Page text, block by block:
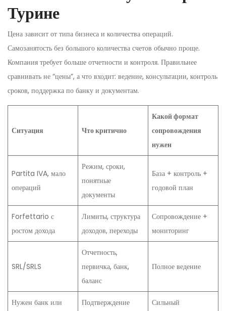
Турине
Цена зависит от типа бизнеса и количества операций.
Самозанятость без большого количества счетов обычно проще.
Компания требует больше отчетности и контроля. Правильнее
сравнивать не “цены”, а что входит: ведение, консультации, контроль
сроков, поддержка по банку и документам.
Ситуация Что критично
Какой формат
сопровождения
нужен
Partita IVA, мало
операций
Режим, сроки,
понятные
документы
База + контроль +
годовой план
Forfettario с
ростом дохода
Лимиты, структура
доходов, переходы
Сопровождение +
мониторинг
SRL/SRLS
Отчетность,
первичка, банк,
баланс
Полное ведение
Нужен банк или
Подтверждение
Сильный